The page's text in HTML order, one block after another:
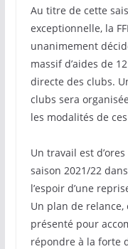
Au titre de cette
exceptionnelle, la
unanimement
massif d’aides de
directe des clubs.
clubs sera
les modalités de
Un travail est
saison 2021/22
l’espoir d’une
Un plan de relance,
présenté pour
répondre à la forte